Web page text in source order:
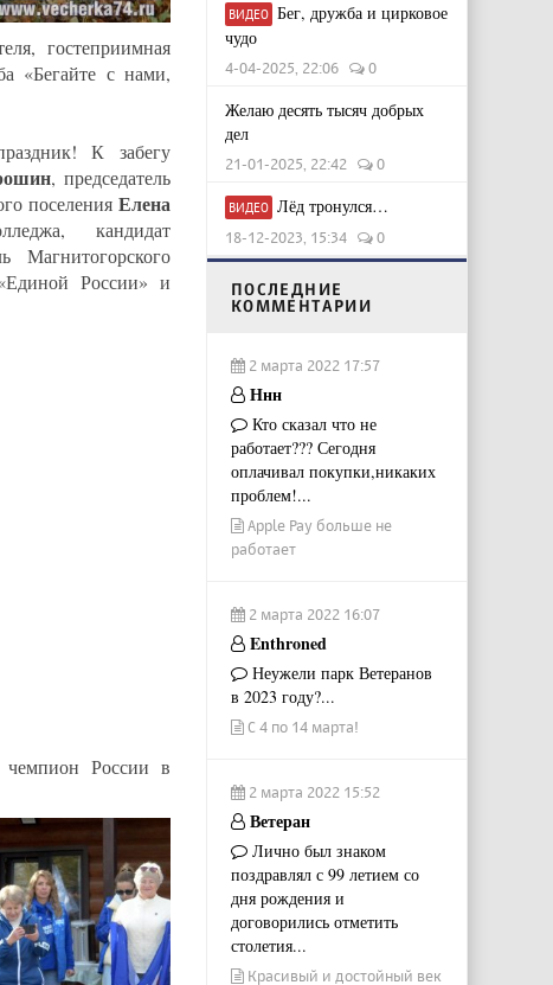
гостеприимная
«Бегайте с нами,
К забегу
, председатель
поселения Елена
кандидат
России» и
чемпион России в
ВИДЕО Бег, дружба и цирковое
чудо
4-04-2025, 22:06 0
Желаю десять тысяч добрых
дел
21-01-2025, 22:42 0
ВИДЕО Лёд тронулся…
18-12-2023, 15:34 0
ПОСЛЕДНИЕ
КОММЕНТАРИИ
2 марта 2022 17:57
Ннн
Кто сказал что не
работает??? Сегодня
оплачивал покупки,никаких
проблем!...
Apple Pay больше не
работает
2 марта 2022 16:07
Enthroned
Неужели парк Ветеранов
в 2023 году?...
С 4 по 14 марта!
2 марта 2022 15:52
Ветеран
Лично был знаком
поздравлял с 99 летием со
дня рождения и
договорились отметить
столетия...
Красивый и достойный век